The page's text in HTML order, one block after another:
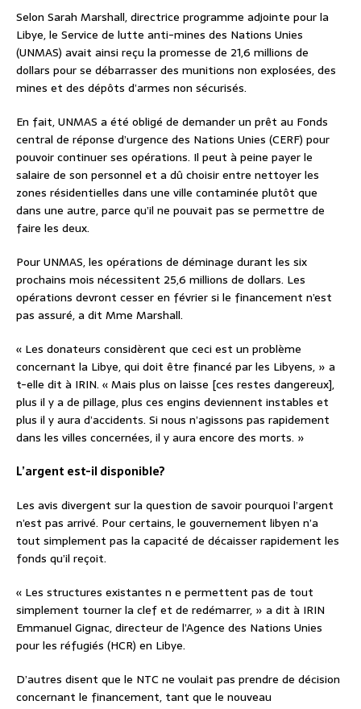
Selon Sarah Marshall, directrice programme adjointe pour la
Libye, le Service de lutte anti-mines des Nations Unies
(UNMAS) avait ainsi reçu la promesse de 21,6 millions de
dollars pour se débarrasser des munitions non explosées, des
mines et des dépôts d’armes non sécurisés.
En fait, UNMAS a été obligé de demander un prêt au Fonds
central de réponse d’urgence des Nations Unies (CERF) pour
pouvoir continuer ses opérations. Il peut à peine payer le
salaire de son personnel et a dû choisir entre nettoyer les
zones résidentielles dans une ville contaminée plutôt que
dans une autre, parce qu’il ne pouvait pas se permettre de
faire les deux.
Pour UNMAS, les opérations de déminage durant les six
prochains mois nécessitent 25,6 millions de dollars. Les
opérations devront cesser en février si le financement n’est
pas assuré, a dit Mme Marshall.
« Les donateurs considèrent que ceci est un problème
concernant la Libye, qui doit être financé par les Libyens, » a
t-elle dit à IRIN. « Mais plus on laisse [ces restes dangereux],
plus il y a de pillage, plus ces engins deviennent instables et
plus il y aura d’accidents. Si nous n’agissons pas rapidement
dans les villes concernées, il y aura encore des morts. »
L’argent est-il disponible?
Les avis divergent sur la question de savoir pourquoi l’argent
n’est pas arrivé. Pour certains, le gouvernement libyen n’a
tout simplement pas la capacité de décaisser rapidement les
fonds qu’il reçoit.
« Les structures existantes n e permettent pas de tout
simplement tourner la clef et de redémarrer, » a dit à IRIN
Emmanuel Gignac, directeur de l’Agence des Nations Unies
pour les réfugiés (HCR) en Libye.
D’autres disent que le NTC ne voulait pas prendre de décision
concernant le financement, tant que le nouveau